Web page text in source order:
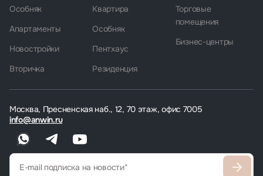
Москва, Пресненская наб., 12, 70 этаж, офис 7005
info@anwin.ru
Особняк
Апартаменты
Новостройки
Вторичка
Квартира
Особняк
Пентхаус
Резиденция
Торговые
помещения
Бизнес-центры